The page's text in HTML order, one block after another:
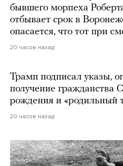
бывшего морпеха
отбывает срок в
опасается, что тот при
20 часов назад
Трамп подписал указы,
получение гражданства
рождения и «родильный
20 часов назад